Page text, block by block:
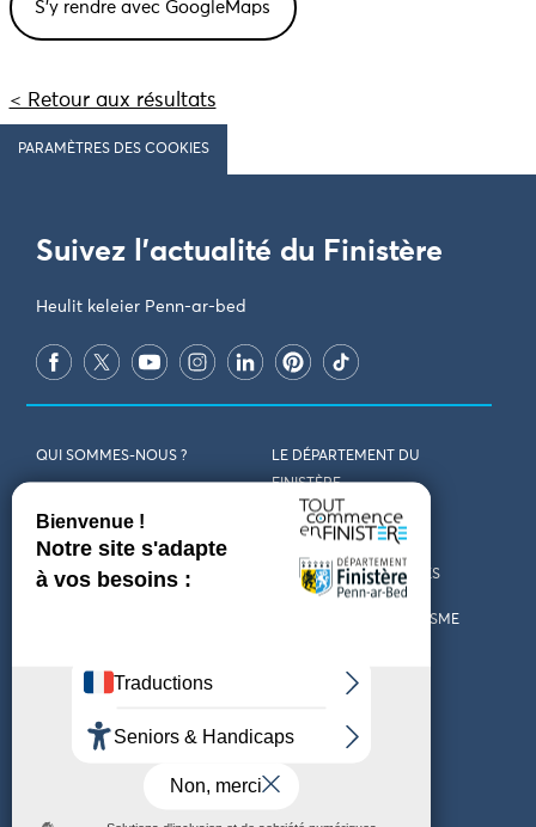
< Retour aux résultats
PARAMÈTRES DES COOKIES
Suivez l'actualité du Finistère
Heulit keleier Penn-ar-bed
QUI SOMMES-NOUS ?
LE DÉPARTEMENT DU
FINISTÈRE
REJOIGNEZ-NOUS VENIR EN FINISTÈRE
CONTACT CARTES ET BROCHURES
LES OFFICES DE TOURISME
D’ACCESSIBILITÉ